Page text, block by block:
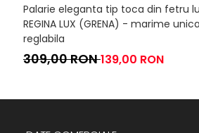
Palarie eleganta tip toca din fetru
REGINA LUX (GRENA) - marime
reglabila
309,00 RON139,00 RON